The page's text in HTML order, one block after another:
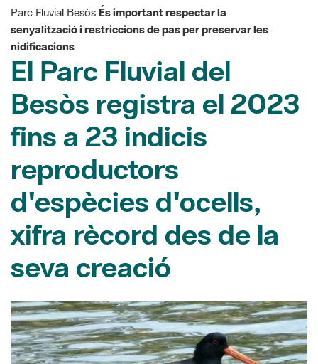
El Parc Fluvial del
Besòs registra el 2023
fins a 23 indicis
reproductors
d'espècies d'ocells,
xifra rècord des de la
seva creació